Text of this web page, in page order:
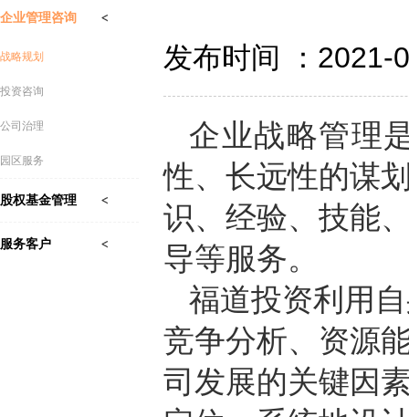
企业管理咨询
战略规划
投资咨询
公司治理
园区服务
股权基金管理
服务客户
发布时间 ：2021-
企业战略管理
性、长远性的谋
识、经验、技能
导等服务。
福道投资利用
竞争分析、资源
司发展的关键因